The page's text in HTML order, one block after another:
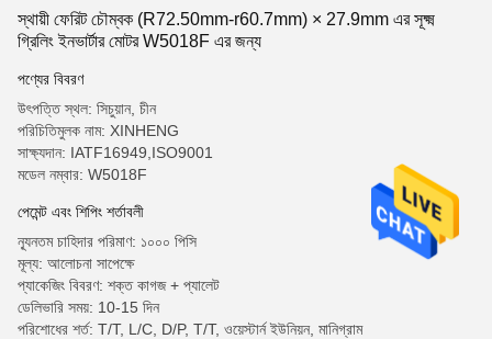
স্থায়ী ফেরিট চৌম্বক (R72.50mm-r60.7mm) × 27.9mm এর সূক্ষ্ম
গ্রিলিং ইনভার্টার মোটর W5018F এর জন্য
পণ্যের বিবরণ
উৎপত্তি স্থল: সিচুয়ান, চীন
পরিচিতিমুলক নাম: XINHENG
সাক্ষ্যদান: IATF16949,ISO9001
মডেল নম্বার: W5018F
পেমেন্ট এবং শিপিং শর্তাবলী
ন্যূনতম চাহিদার পরিমাণ: ১০০০ পিসি
মূল্য: আলোচনা সাপেক্ষে
প্যাকেজিং বিবরণ: শক্ত কাগজ + প্যালেট
ডেলিভারি সময়: 10-15 দিন
পরিশোধের শর্ত: T/T, L/C, D/P, T/T, ওয়েস্টার্ন ইউনিয়ন, মানিগ্রাম